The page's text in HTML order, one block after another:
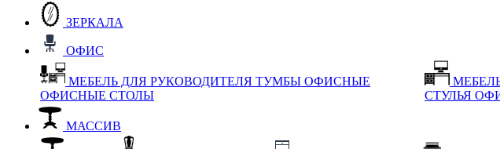
ЗЕРКАЛА
ОФИС
МЕБЕЛЬ ДЛЯ РУКОВОДИТЕЛЯ ТУМБЫ ОФИСНЫЕ
ОФИСНЫЕ СТОЛЫ
СТУЛЬЯ
МАССИВ